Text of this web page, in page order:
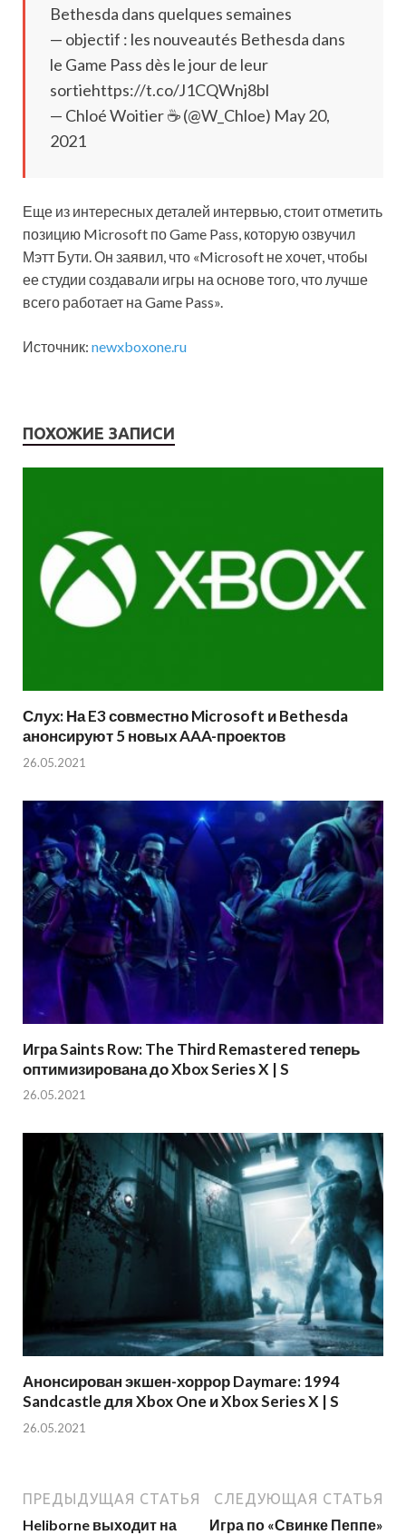
Bethesda dans quelques semaines
— objectif : les nouveautés Bethesda dans
le Game Pass dès le jour de leur
sortiehttps://t.co/J1CQWnj8bl
— Chloé Woitier ☕ (@W_Chloe) May 20,
2021
Еще из интересных деталей интервью, стоит отметить
позицию Microsoft по Game Pass, которую озвучил
Мэтт Бути. Он заявил, что «Microsoft не хочет, чтобы
ее студии создавали игры на основе того, что лучше
всего работает на Game Pass».
Источник: newxboxone.ru
ПОХОЖИЕ ЗАПИСИ
Слух: На E3 совместно Microsoft и Bethesda
анонсируют 5 новых AAA-проектов
26.05.2021
Игра Saints Row: The Third Remastered теперь
оптимизирована до Xbox Series X | S
26.05.2021
Анонсирован экшен-хоррор Daymare: 1994
Sandcastle для Xbox One и Xbox Series X | S
26.05.2021
ПРЕДЫДУЩАЯ СТАТЬЯ
Heliborne выходит на
СЛЕДУЮЩАЯ СТАТЬЯ
Игра по «Свинке Пеппе»